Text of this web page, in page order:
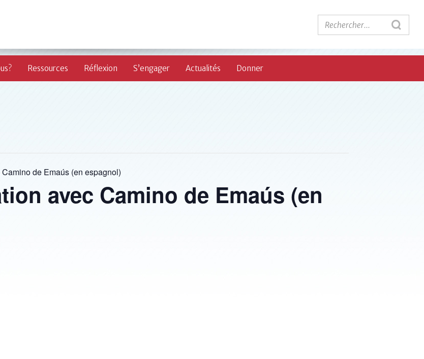
Ressources Réflexion S’engager Actualités Donner
de Emaús (en espagnol)
avec Camino de Emaús (en